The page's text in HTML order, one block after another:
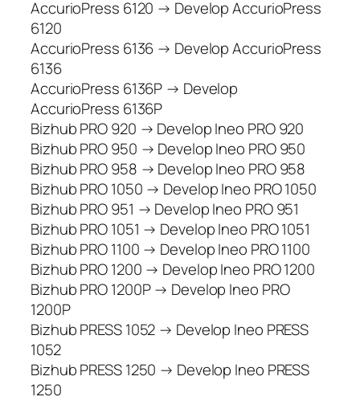
AccurioPress 6120 → Develop AccurioPress
6120
AccurioPress 6136 → Develop AccurioPress
6136
AccurioPress 6136P → Develop
AccurioPress 6136P
Bizhub PRO 920 → Develop Ineo PRO 920
Bizhub PRO 950 → Develop Ineo PRO 950
Bizhub PRO 958 → Develop Ineo PRO 958
Bizhub PRO 1050 → Develop Ineo PRO 1050
Bizhub PRO 951 → Develop Ineo PRO 951
Bizhub PRO 1051 → Develop Ineo PRO 1051
Bizhub PRO 1100 → Develop Ineo PRO 1100
Bizhub PRO 1200 → Develop Ineo PRO 1200
Bizhub PRO 1200P → Develop Ineo PRO
1200P
Bizhub PRESS 1052 → Develop Ineo PRESS
1052
Bizhub PRESS 1250 → Develop Ineo PRESS
1250